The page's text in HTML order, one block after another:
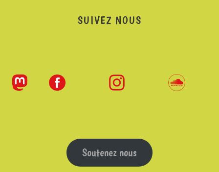
SUIVEZ NOUS
Soutenez nous